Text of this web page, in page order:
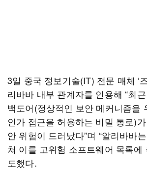
3일 중국 정보기술(IT) 전문 매체 ‘
리바바 내부 관계자를 인용해 “최
백도어(정상적인 보안 메커니즘을
인가 접근을 허용하는 비밀 통로)
안 위험이 드러났다”며 “알리바바
쳐 이를 고위험 소프트웨어 목록에
도했다.